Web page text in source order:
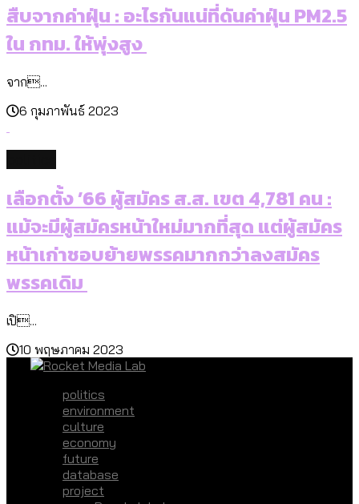
สืบจากค่าฝุ่น : อะไรกันแน่ที่ดันค่าฝุ่น PM2.5
ใน กทม. ให้พุ่งสูง
จาก...
6 กุมภาพันธ์ 2023
เลือกตั้ง ’66 ผู้สมัคร ส.ส. เขต 4,781 คน :
แม้จะมีผู้สมัครหน้าใหม่มากที่สุด แต่ผู้สมัคร
หน้าเก่าชอบย้ายพรรคมากกว่าลงสมัคร
พรรคเดิม
เปิ...
10 พฤษภาคม 2023
politics
environment
culture
economy
future
database
project